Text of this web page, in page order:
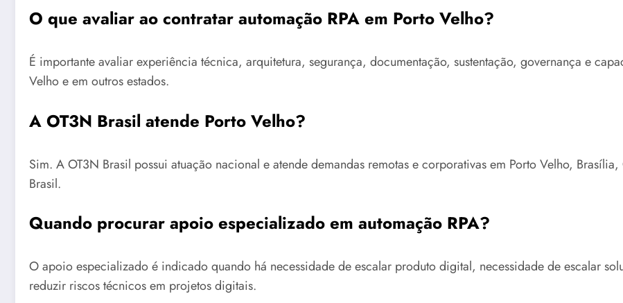
O que avaliar ao contratar automação RPA em Porto Velho?
É importante avaliar experiência técnica, arquitetura, segurança, documentação, sustentação, governança e
Velho e em outros estados.
A OT3N Brasil atende Porto Velho?
Sim. A OT3N Brasil possui atuação nacional e atende demandas remotas e corporativas em Porto Velho,
Brasil.
Quando procurar apoio especializado em automação RPA?
O apoio especializado é indicado quando há necessidade de escalar produto digital, necessidade de escalar
reduzir riscos técnicos em projetos digitais.